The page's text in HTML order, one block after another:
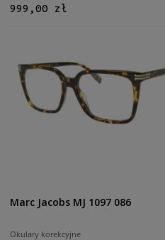
999,00 zł
Marc Jacobs MJ 1097 086
Okulary korekcyjne